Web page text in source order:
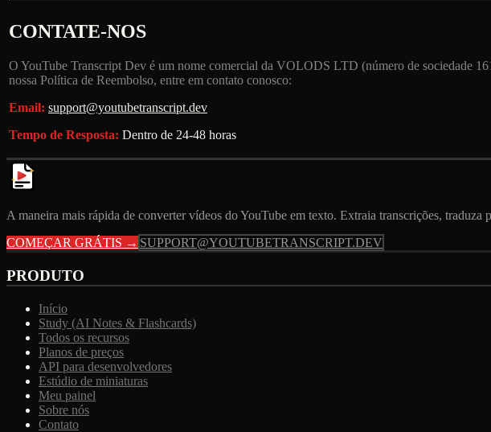
CONTATE-NOS
O YouTube Transcript Dev é um nome comercial da VOLODS LTD (número de sociedade
nossa Política de Reembolso, entre em contato conosco:
Email: support@youtubetranscript.dev
Tempo de Resposta: Dentro de 24-48 horas
A maneira mais rápida de converter vídeos do YouTube em texto. Extraia transcrições,
COMEÇAR GRÁTIS → SUPPORT@YOUTUBETRANSCRIPT.DEV
PRODUTO
Início
Study (AI Notes & Flashcards)
Todos os recursos
Planos de preços
API para desenvolvedores
Estúdio de miniaturas
Meu painel
Sobre nós
Contato